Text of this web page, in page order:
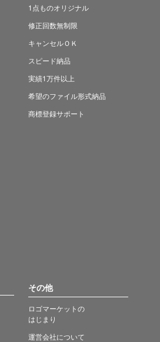
1点ものオリジナル
修正回数無制限
キャンセルＯＫ
スピード納品
実績1万件以上
希望のファイル形式納品
商標登録サポート
その他
ロゴマーケットの
はじまり
運営会社について